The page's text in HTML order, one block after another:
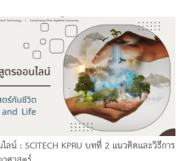
น์ : SCITECH KPRU บทที่ 2 แนวคิดและวิธีการ